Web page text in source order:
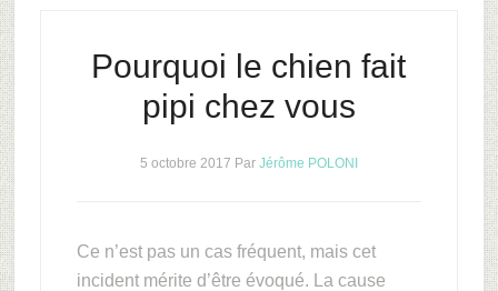
Pourquoi le chien fait
pipi chez vous
5 octobre 2017 Par Jérôme POLONI
Ce n’est pas un cas fréquent, mais cet
incident mérite d’être évoqué. La cause